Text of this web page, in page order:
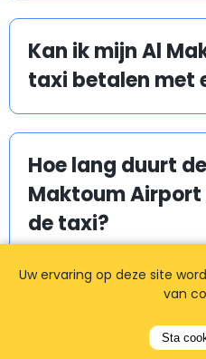
Kan ik mijn Al
taxi betalen met
Hoe lang duurt
Maktoum
de taxi?
vanaf Al
Uw ervaring op deze site
van
Sta